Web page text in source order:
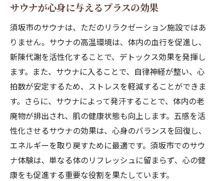
大自然の中でサウナを楽しむ贅沢
サウナで感じる自然の息吹
自然に溶け込むサウナの設計
美しい景観と共に過ごす特別な時間
サウナから眺める絶景の魅力
須坂市のサウナで楽しむ地元の味覚と温かさ
地元の食材を生かした軽食と飲み物
サウナ後に味わう須坂市ならではの特製ド
リンク
サウナ施設で味わう地元料理の魅力
サウナが心身に与えるプラスの効果
須坂市のサウナは、ただのリラクゼーション施設ではあ
りません。サウナの高温環境は、体内の血行を促進し、
新陳代謝を活性化することで、デトックス効果を発揮し
ます。また、サウナに入ることで、自律神経が整い、心
拍数が安定するため、ストレスを軽減することができま
す。さらに、サウナによって発汗することで、体内の老
廃物が排出され、肌の健康状態も向上します。五感を活
性化させるサウナの効果は、心身のバランスを回復し、
エネルギーを取り戻すために最適です。須坂市でのサウ
ナ体験は、単なる体のリフレッシュに留まらず、心の健
康をも促進する重要な役割を果たしています。